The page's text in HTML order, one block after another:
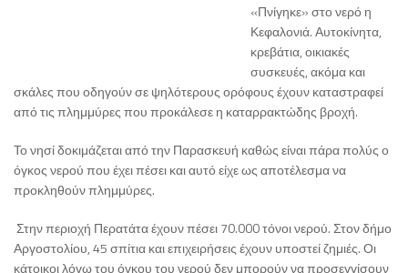
«Πνίγηκε» στο νερό η
Κεφαλονιά. Αυτοκίνητα,
κρεβάτια, οικιακές
συσκευές, ακόμα και
σκάλες που οδηγούν σε ψηλότερους ορόφους έχουν καταστραφεί
από τις πλημμύρες που προκάλεσε η καταρρακτώδης βροχή.
Το νησί δοκιμάζεται από την Παρασκευή καθώς είναι πάρα πολύς ο
όγκος νερού που έχει πέσει και αυτό είχε ως αποτέλεσμα να
προκληθούν πλημμύρες.
Στην περιοχή Περατάτα έχουν πέσει 70.000 τόνοι νερού. Στον δήμο
Αργοστολίου, 45 σπίτια και επιχειρήσεις έχουν υποστεί ζημιές. Οι
κάτοικοι λόγω του όγκου του νερού δεν μπορούν να προσεγγίσουν